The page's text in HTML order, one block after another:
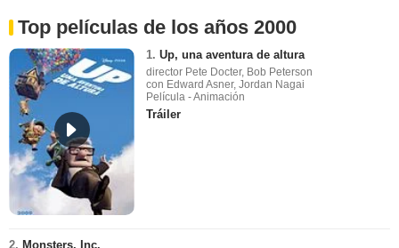
Top películas de los años 2000
1. Up, una aventura de altura
director Pete Docter, Bob Peterson
con Edward Asner, Jordan Nagai
Película - Animación
Tráiler
2. Monsters, Inc.